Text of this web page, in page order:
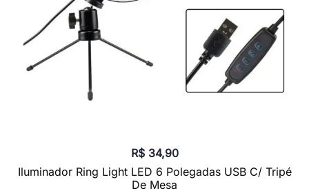
R$34,90
Iluminador Ring Light LED 6 Polegadas USB C/ Tripé
De Mesa